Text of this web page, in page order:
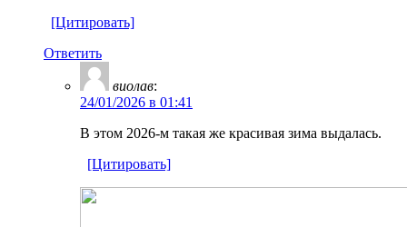
[Цитировать]
Ответить
виолав:
24/01/2026 в 01:41
В этом 2026-м такая же красивая зима выдалась.
[Цитировать]